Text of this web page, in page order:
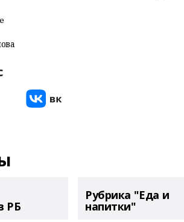
РБ
Рубрика "Еда и
напитки"